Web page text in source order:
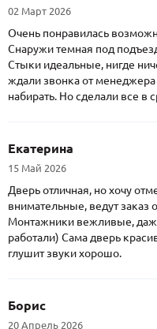
02 Март 2026
Очень понравилась
Снаружи темная под
Стыки идеальные, нигде
ждали звонка от
набирать. Но сделали все в
Екатерина
15 Май 2026
Дверь отличная, но хочу
внимательные, ведут заказ
Монтажники вежливые,
работали) Сама дверь
глушит звуки хорошо.
Борис
20 Апрель 2026